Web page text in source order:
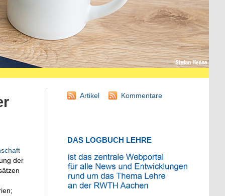
der
Artikel Kommentare
DAS LOGBUCH LEHRE